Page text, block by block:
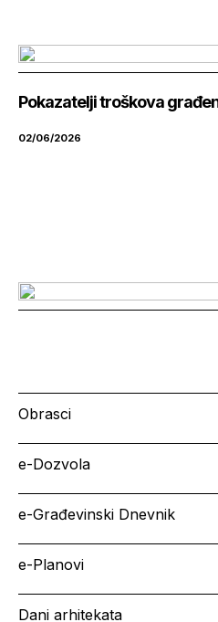
Pokazatelji troškova
02/06/2026
Obrasci
e-Dozvola
e-Građevinski Dnevnik
e-Planovi
Dani arhitekata